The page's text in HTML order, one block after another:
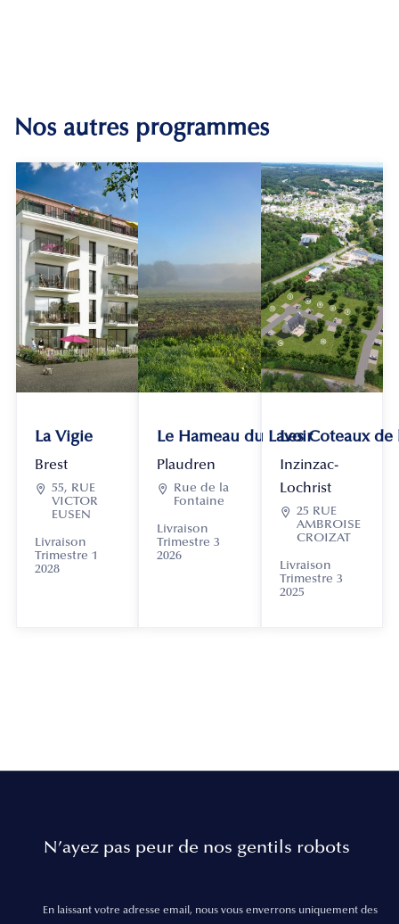
Nos autres programmes
La Vigie
Brest
 55, RUE
VICTOR
EUSEN
Livraison
Trimestre 1
2028
Le Hameau du Lavoir
Plaudren

Rue de la
Fontaine
Livraison
Trimestre 3
2026
Les Coteaux
Inzinzac-
Lochrist
 25 RUE
AMBROISE
CROIZAT
Livraison
Trimestre 3
2025
N’ayez pas peur de nos gentils robots
En laissant votre adresse email, nous vous enverrons uniquement des